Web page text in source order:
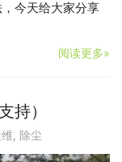
今天给大家分享
阅读更多»
持）
, 除尘